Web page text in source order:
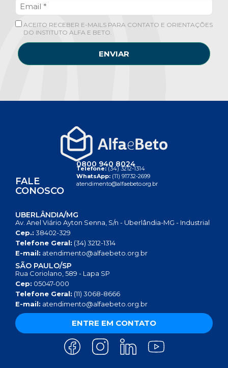
ACEITO RECEBER E-MAILS PARA CONTATO E ORIENTAÇÕES
DO INSTITUTO ALFA E BETO.
ENVIAR
FALE
CONOSCO
0800 940 8024
Telefone:(34) 3212-1314
WhatsApp: (11) 91732-2699
atendimento@alfaebeto.org.br
UBERLÂNDIA/MG
Av. Anel Viário Ayton Senna, S/n - Uberlândia-MG - Industrial
Cep.: 38402-329
Telefone Geral: (34) 3212-1314
E-mail: atendimento@alfaebeto.org.br
SÃO PAULO/SP
Rua Coriolano, 589 - Lapa SP
Cep: 05047-000
Telefone Geral: (11) 3068-8666
E-mail: atendimento@alfaebeto.org.br
ENTRE EM CONTATO